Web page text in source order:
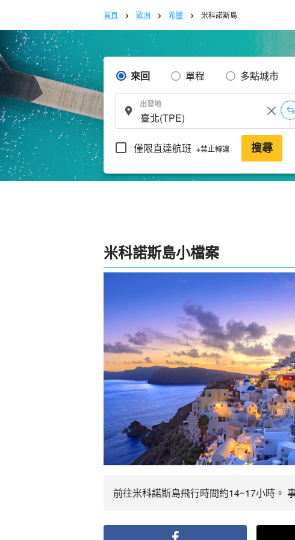
首頁 歐洲 希臘 米科諾斯島
來回 單程 多點城市
出發地
僅限直達航班 ※禁止轉讓 搜尋
米科諾斯島小檔案
前往米科諾斯島飛行時間約14~17小時。